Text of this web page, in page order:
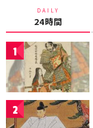
DAILY
24時間
1
2